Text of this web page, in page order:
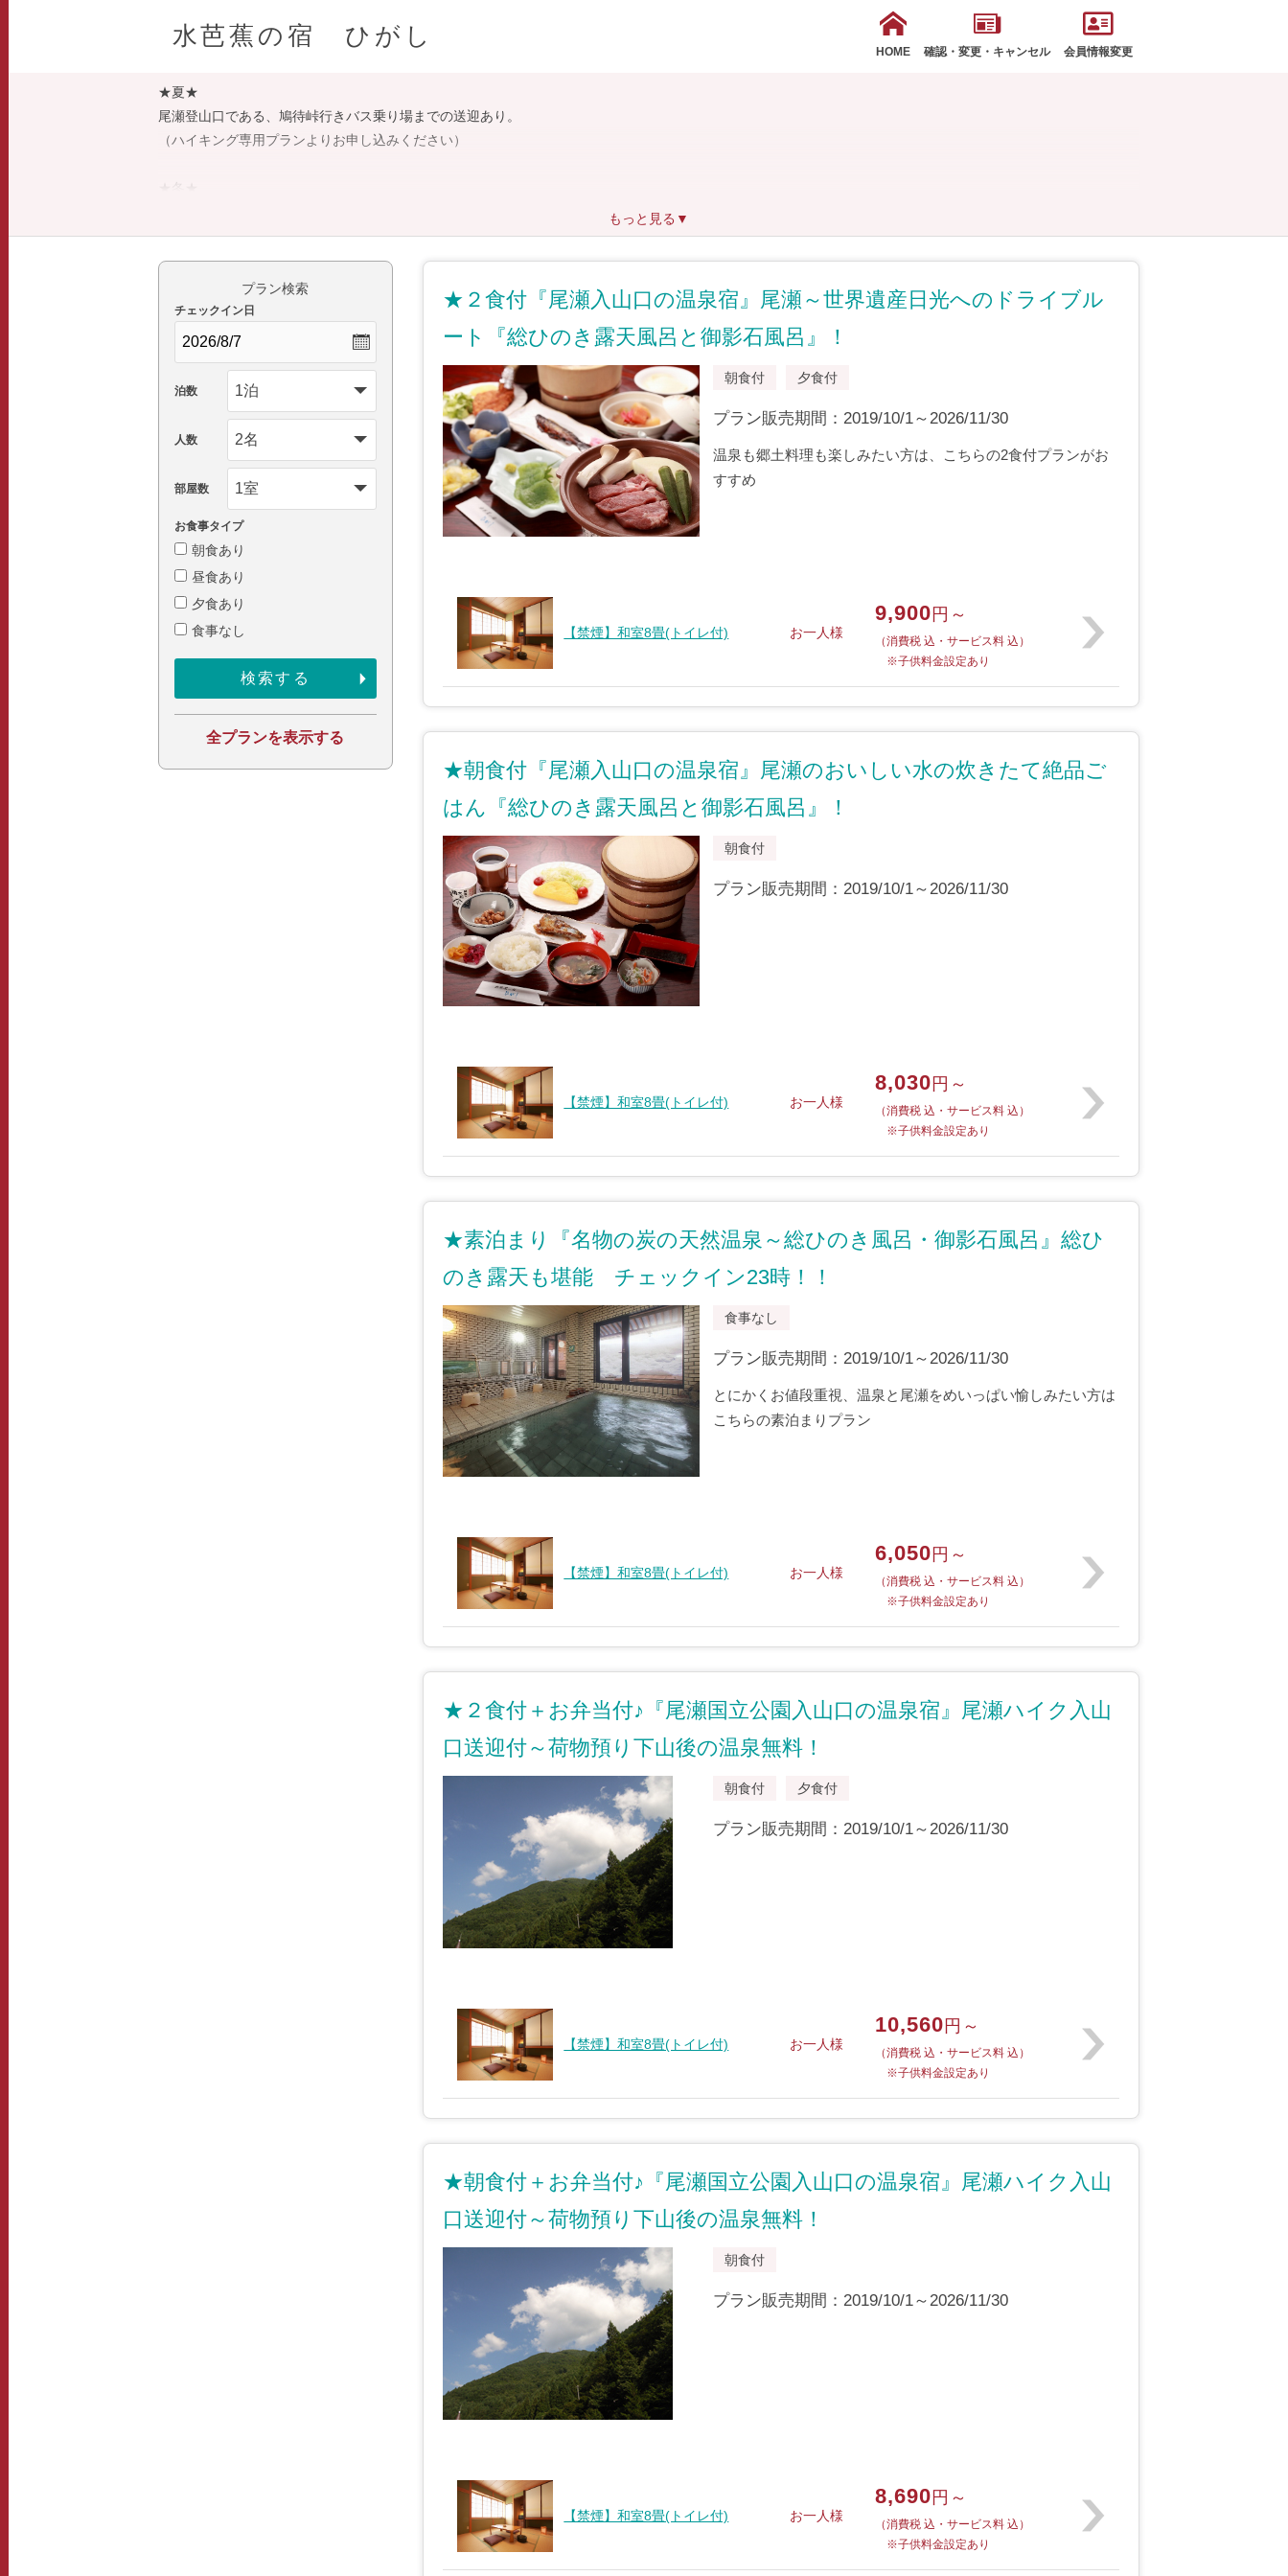
水芭蕉の宿 ひがし
HOME 確認・変更・キャンセル 会員情報変更
★夏★
尾瀬登山口である、鳩待峠行きバス乗り場までの送迎あり。
（ハイキング専用プランよりお申し込みください）
★冬★
スノーパーク尾瀬戸倉までお車で15分。
一年を通じて、尾瀬を訪れるお客様を
素朴なおもてなしで歓迎いたします。
24時間入浴可能な天然温泉「総ひのき風呂」と「御影石風呂」を、
もっと見る▼
プラン検索
チェックイン日
泊数
人数
部屋数
お食事タイプ
朝食あり
昼食あり
夕食あり
食事なし
全プランを表示する
★２食付『尾瀬入山口の温泉宿』尾瀬～世界遺産日光へのドライブル
ート『総ひのき露天風呂と御影石風呂』！
朝食付 夕食付
プラン販売期間：2019/10/1～2026/11/30
温泉も郷土料理も楽しみたい方は、こちらの2食付プランがお
すすめ
【禁煙】和室8畳(トイレ付) お一人様
9,900円～
（消費税 込・サービス料 込）
※子供料金設定あり
★朝食付『尾瀬入山口の温泉宿』尾瀬のおいしい水の炊きたて絶品ご
はん『総ひのき露天風呂と御影石風呂』！
朝食付
プラン販売期間：2019/10/1～2026/11/30
【禁煙】和室8畳(トイレ付) お一人様
8,030 円～
（消費税 込・サービス料 込）
※子供料金設定あり
★素泊まり『名物の炭の天然温泉～総ひのき風呂・御影石風呂』総ひ
のき露天も堪能 チェックイン23時！！
食事なし
プラン販売期間：2019/10/1～2026/11/30
とにかくお値段重視、温泉と尾瀬をめいっぱい愉しみたい方は
こちらの素泊まりプラン
【禁煙】和室8畳(トイレ付) お一人様
6,050円～
（消費税 込・サービス料 込）
※子供料金設定あり
★２食付＋お弁当付♪『尾瀬国立公園入山口の温泉宿』尾瀬ハイク入山
口送迎付～荷物預り下山後の温泉無料！
朝食付 夕食付
プラン販売期間：2019/10/1～2026/11/30
【禁煙】和室8畳(トイレ付) お一人様
10,560円～
（消費税 込・サービス料 込）
※子供料金設定あり
★朝食付＋お弁当付♪『尾瀬国立公園入山口の温泉宿』尾瀬ハイク入山
口送迎付～荷物預り下山後の温泉無料！
朝食付
プラン販売期間：2019/10/1～2026/11/30
【禁煙】和室8畳(トイレ付) お一人様
8,690円～
（消費税 込・サービス料 込）
※子供料金設定あり